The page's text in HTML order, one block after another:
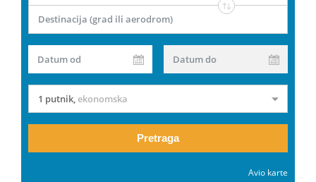
Destinacija (grad ili aerodrom)
Datum od Datum do
1 putnik,ekonomska
Pretraga
Avio karte